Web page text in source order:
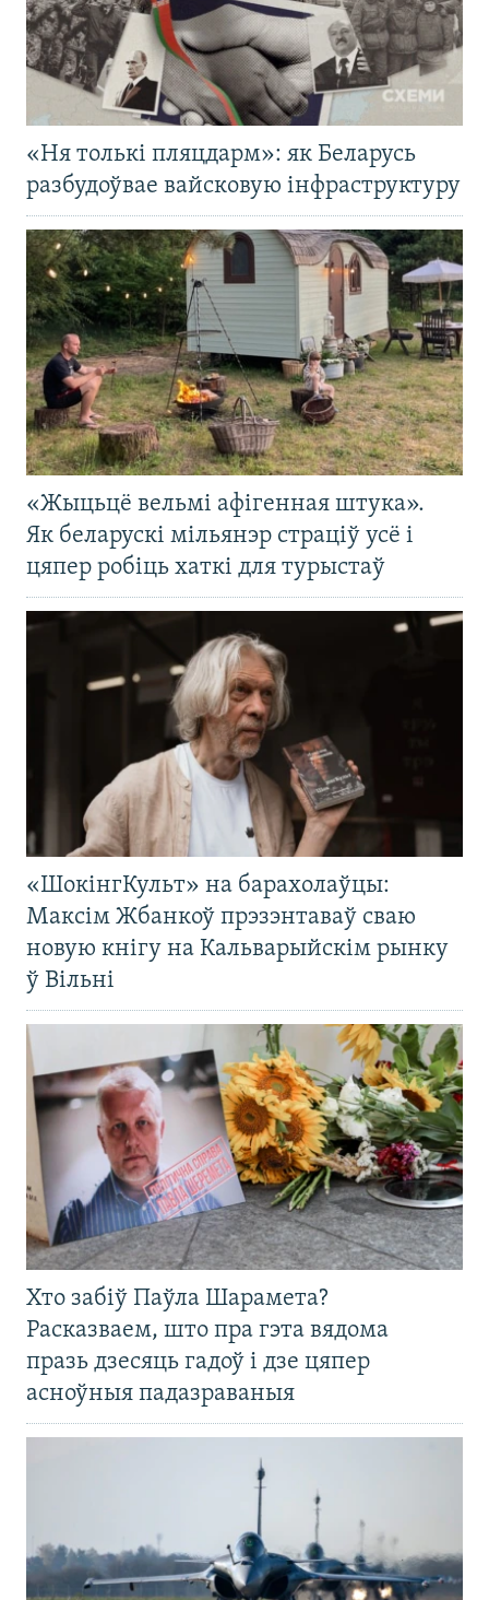
«Ня толькі пляцдарм»: як Беларусь
разбудоўвае вайсковую інфраструктуру
«Жыцьцё вельмі афігенная штука».
Як беларускі мільянэр страціў усё і
цяпер робіць хаткі для турыстаў
«ШокінгКульт» на барахолаўцы:
Максім Жбанкоў прэзэнтаваў сваю
новую кнігу на Кальварыйскім рынку
ў Вільні
Хто забіў Паўла Шарамета?
Расказваем, што пра гэта вядома
празь дзесяць гадоў і дзе цяпер
асноўныя падазраваныя